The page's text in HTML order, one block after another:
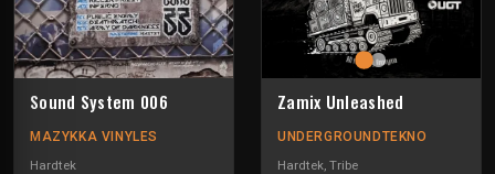
Sound System 006
MAZYKKA VINYLES
Hardtek
Zamix Unleashed
UNDERGROUNDTEKNO
Hardtek Tribe